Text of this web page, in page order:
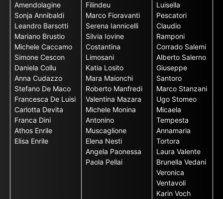
Amendolagine
Sonja Annibaldi
Leandro Barsotti
Mariano Brustio
Michele Caccamo
Simone Cescon
Daniela Collu
Anna Cudazzo
Stefano De Maco
Francesca De Luisi
Carlotta Devita
Franca Dini
Athos Enrile
Elisa Enrile
Filindeu
Marco Fioravanti
Serena Iannicelli
Silvia Iovine
Costantina
Limosani
Katia Losito
Mara Maionchi
Roberto Manfredi
Valentina Mazara
Michele Monina
Antonino
Muscaglione
Elena Nesti
Angela Paonessa
Paola Pellai
Luisella
Pescatori
Claudio
Ramponi
Corrado Salemi
Alberto Salerno
Giuseppe
Santoro
Marco Stanzani
Ugo Stomeo
Micaela
Tempesta
Annamaria
Tortora
Laura Valente
Brunella Vedani
Veronica
Ventavoli
Karin Voch